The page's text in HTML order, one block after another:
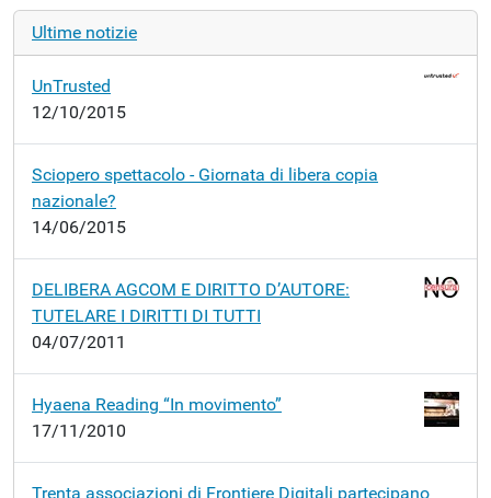
Ultime notizie
UnTrusted
12/10/2015
Sciopero spettacolo - Giornata di libera copia
nazionale?
14/06/2015
DELIBERA AGCOM E DIRITTO D’AUTORE:
TUTELARE I DIRITTI DI TUTTI
04/07/2011
Hyaena Reading “In movimento”
17/11/2010
Trenta associazioni di Frontiere Digitali partecipano